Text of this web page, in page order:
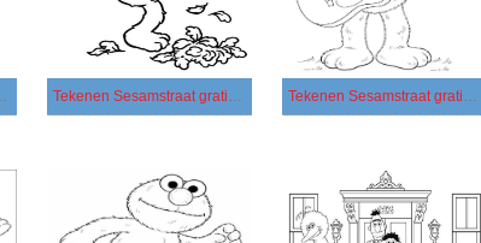
basis Tekenen Sesamstraat gratis simpel Tekenen Sesamstraat gratis voor kinderen